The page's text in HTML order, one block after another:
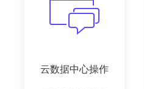
云数据中心操作